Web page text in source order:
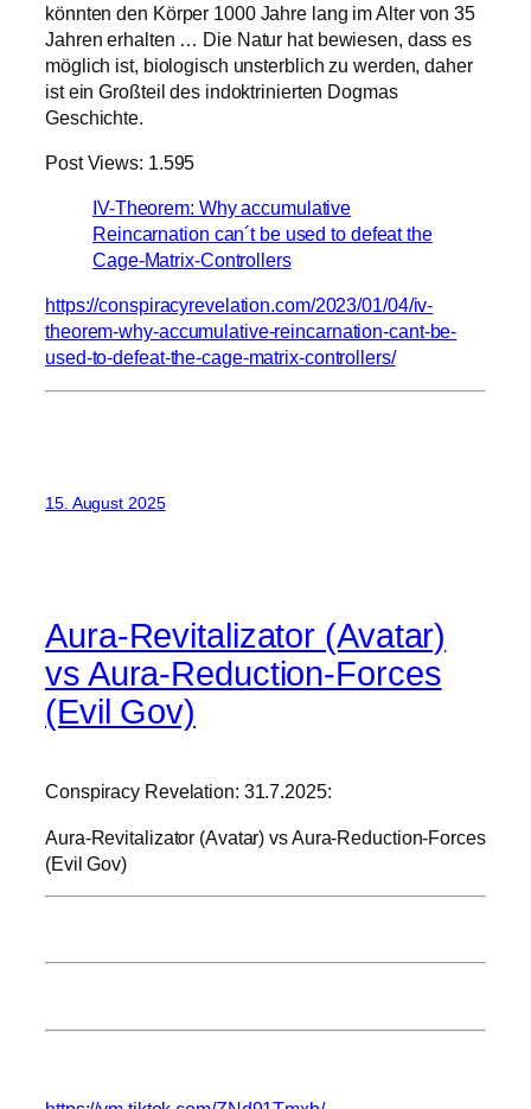
könnten den Körper 1000 Jahre lang im Alter von 35
Jahren erhalten … Die Natur hat bewiesen, dass es
möglich ist, biologisch unsterblich zu werden, daher
ist ein Großteil des indoktrinierten Dogmas
Geschichte.
Post Views: 1.595
IV-Theorem: Why accumulative
Reincarnation can´t be used to defeat the
Cage-Matrix-Controllers
https://conspiracyrevelation.com/2023/01/04/iv-
theorem-why-accumulative-reincarnation-cant-be-
used-to-defeat-the-cage-matrix-controllers/
15. August 2025
Aura-Revitalizator (Avatar)
vs Aura-Reduction-Forces
(Evil Gov)
Conspiracy Revelation: 31.7.2025:
Aura-Revitalizator (Avatar) vs Aura-Reduction-Forces
(Evil Gov)